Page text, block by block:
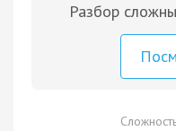
Разбор